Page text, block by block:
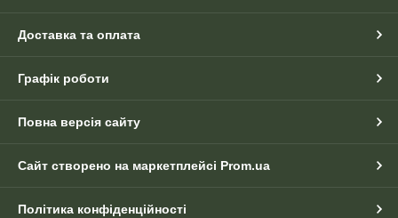
Доставка та оплата
Графік роботи
Повна версія сайту
Сайт створено на маркетплейсі Prom.ua
Політика конфіденційності